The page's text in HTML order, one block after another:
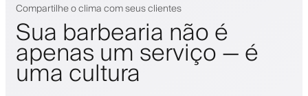
Compartilhe o clima com seus clientes
Sua barbearia não é
apenas um serviço — é
uma cultura